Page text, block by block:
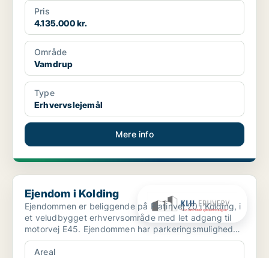
Pris
4.135.000 kr.
Område
Vamdrup
Type
Erhvervslejemål
Mere info
Ejendom i Kolding
Ejendom i Kolding
Ejendommen er beliggende på Platinvej 20 i Kolding, i
et veludbygget erhvervsområde med let adgang til
motorvej E45. Ejendommen har parkeringsmuligheder
...
Areal